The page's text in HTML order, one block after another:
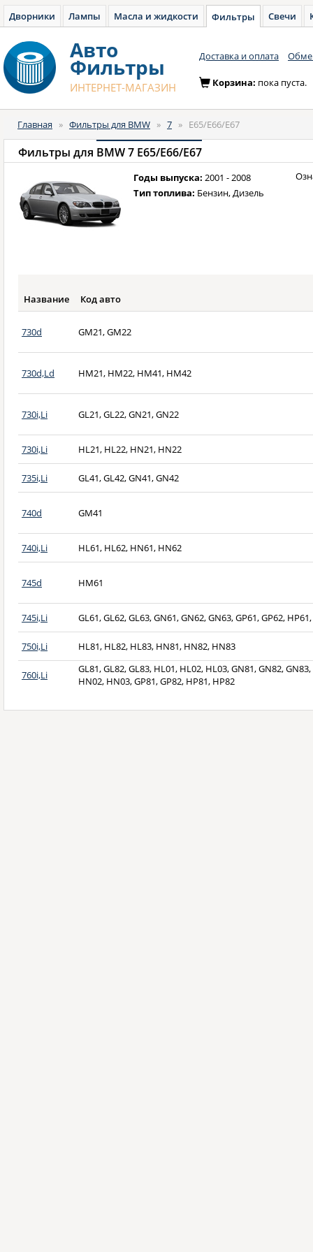
Дворники Лампы Масла и жидкости Фильтры Свечи
Авто
Фильтры
ИНТЕРНЕТ-МАГАЗИН
Доставка и оплата
Корзина: пока пуста.
Главная » Фильтры для BMW » 7 » E65/E66/E67
Фильтры для BMW 7 E65/E66/E67
Годы выпуска: 2001 - 2008
Тип топлива: Бензин, Дизель
Название Код авто
730d GM21, GM22
730d,Ld HM21, HM22, HM41, HM42
730i,Li GL21, GL22, GN21, GN22
730i,Li HL21, HL22, HN21, HN22
735i,Li GL41, GL42, GN41, GN42
740d GM41
740i,Li HL61, HL62, HN61, HN62
745d HM61
745i,Li GL61, GL62, GL63, GN61, GN62, GN63, GP61, GP62,
750i,Li HL81, HL82, HL83, HN81, HN82, HN83
760i,Li
GL81, GL82, GL83, HL01, HL02, HL03, GN81, GN82,
HN02, HN03, GP81, GP82, HP81, HP82